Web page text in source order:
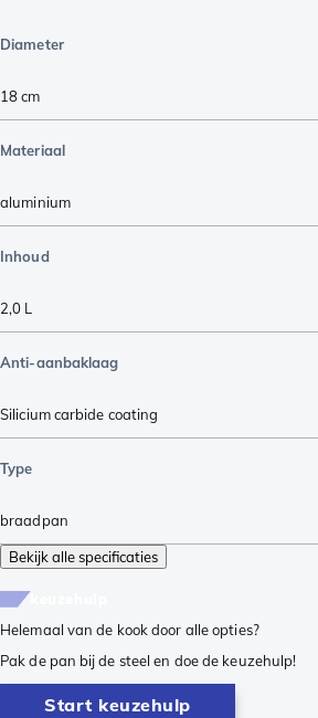
Diameter
18 cm
Materiaal
aluminium
Inhoud
2,0 L
Anti-aanbaklaag
Silicium carbide coating
Type
braadpan
Bekijk alle specificaties
Helemaal van de kook door alle opties?
Pak de pan bij de steel en doe de keuzehulp!
Start keuzehulp